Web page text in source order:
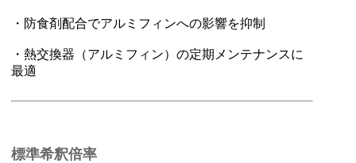
・防食剤配合でアルミフィンへの影響を抑制
・熱交換器（アルミフィン）の定期メンテナンスに
最適
標準希釈倍率